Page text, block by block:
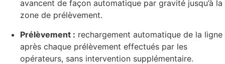
avancent de façon automatique par gravité jusqu’à la
zone de prélèvement.
Prélèvement : rechargement automatique de la ligne
après chaque prélèvement effectués par les
opérateurs, sans intervention supplémentaire.